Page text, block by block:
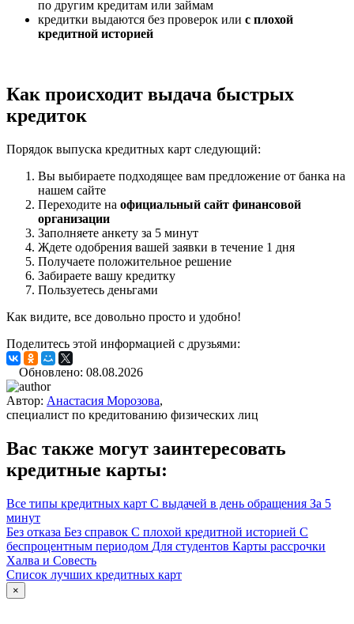
по другим кредитам или займам
кредитки выдаются без проверок или с плохой
кредитной историей
Как происходит выдача быстрых
кредиток
Порядок выпуска кредитных карт следующий:
Вы выбираете подходящее вам предложение от банка на
нашем сайте
Переходите на официальный сайт финансовой
организации
Заполняете анкету за 5 минут
Ждете одобрения вашей заявки в течение 1 дня
Получаете положительное решение
Забираете вашу кредитку
Пользуетесь деньгами
Как видите, все довольно просто и удобно!
Поделитесь этой информацией с друзьями:
Обновлено: 08.08.2026
Автор: Анастасия Морозова,
специалист по кредитованию физических лиц
Вас также могут заинтересовать
кредитные карты:
Все типы кредитных карт С выдачей в день обращения За 5
минут
Без отказа Без справок С плохой кредитной историей С
беспроцентным периодом Для студентов Карты рассрочки
Халва и Совесть
Список лучших кредитных карт
×